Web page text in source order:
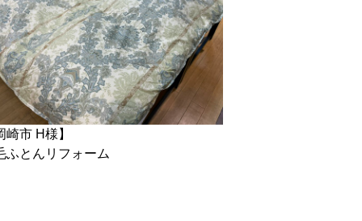
崎市 H様】
ふとんリフォーム